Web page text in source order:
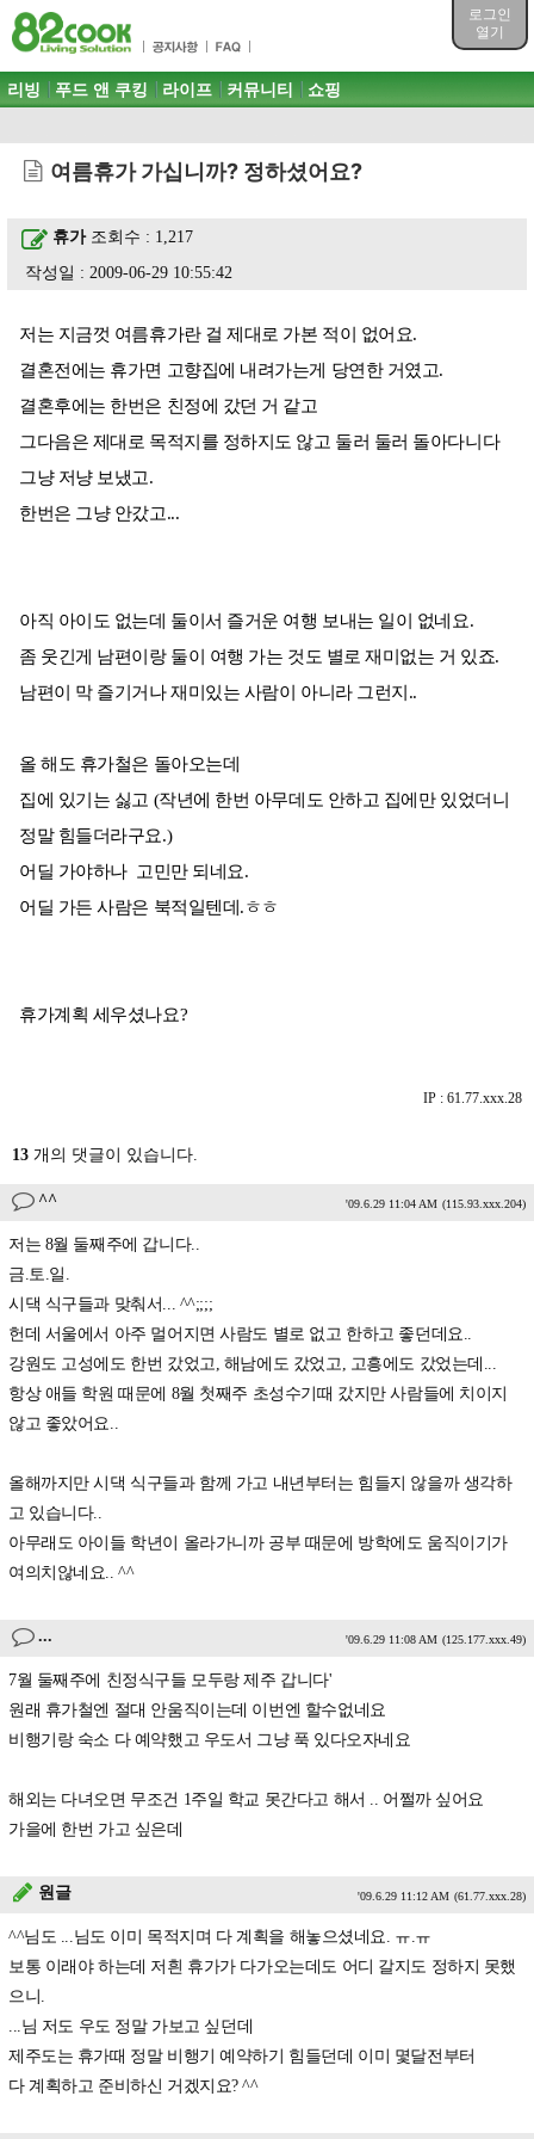
로그인
열기
목차
주메뉴 바로가기
컨텐츠 바로가기
검색 바로가기
로그인 바로가기
주메뉴
리빙 푸드 앤 쿠킹 라이프 커뮤니티 쇼핑
여름휴가 가십니까? 정하셨어요?
휴가조회수 : 1,217
작성일 : 2009-06-29 10:55:42
저는 지금껏 여름휴가란 걸 제대로 가본 적이 없어요.
결혼전에는 휴가면 고향집에 내려가는게 당연한 거였고.
결혼후에는 한번은 친정에 갔던 거 같고
그다음은 제대로 목적지를 정하지도 않고 둘러 둘러 돌아다니다
그냥 저냥 보냈고.
한번은 그냥 안갔고...
아직 아이도 없는데 둘이서 즐거운 여행 보내는 일이 없네요.
좀 웃긴게 남편이랑 둘이 여행 가는 것도 별로 재미없는 거 있죠.
남편이 막 즐기거나 재미있는 사람이 아니라 그런지..
올 해도 휴가철은 돌아오는데
집에 있기는 싫고 (작년에 한번 아무데도 안하고 집에만 있었더니
정말 힘들더라구요.)
어딜 가야하나 고민만 되네요.
어딜 가든 사람은 북적일텐데.ㅎㅎ
휴가계획 세우셨나요?
IP : 61.77.xxx.28
13 개의 댓글이 있습니다.
^^ '09.6.29 11:04 AM (115.93.xxx.204)
저는 8월 둘째주에 갑니다..
금.토.일.
시댁 식구들과 맞춰서... ^^;;;;
헌데 서울에서 아주 멀어지면 사람도 별로 없고 한하고 좋던데요..
강원도 고성에도 한번 갔었고, 해남에도 갔었고, 고흥에도 갔었는데...
항상 애들 학원 때문에 8월 첫째주 초성수기때 갔지만 사람들에 치이지
않고 좋았어요..
올해까지만 시댁 식구들과 함께 가고 내년부터는 힘들지 않을까 생각하
고 있습니다..
아무래도 아이들 학년이 올라가니까 공부 때문에 방학에도 움직이기가
여의치않네요.. ^^
... '09.6.29 11:08 AM (125.177.xxx.49)
7월 둘째주에 친정식구들 모두랑 제주 갑니다'
원래 휴가철엔 절대 안움직이는데 이번엔 할수없네요
비행기랑 숙소 다 예약했고 우도서 그냥 푹 있다오자네요
해외는 다녀오면 무조건 1주일 학교 못간다고 해서 .. 어쩔까 싶어요
가을에 한번 가고 싶은데
원글 '09.6.29 11:12 AM (61.77.xxx.28)
^^님도 ...님도 이미 목적지며 다 계획을 해놓으셨네요. ㅠ.ㅠ
보통 이래야 하는데 저흰 휴가가 다가오는데도 어디 갈지도 정하지 못했
으니.
...님 저도 우도 정말 가보고 싶던데
제주도는 휴가때 정말 비행기 예약하기 힘들던데 이미 몇달전부터
다 계획하고 준비하신 거겠지요? ^^